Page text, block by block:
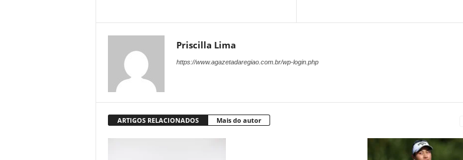
Priscilla Lima
https://www.agazetadaregiao.com.br/wp-login.php
ARTIGOS RELACIONADOS Mais do autor